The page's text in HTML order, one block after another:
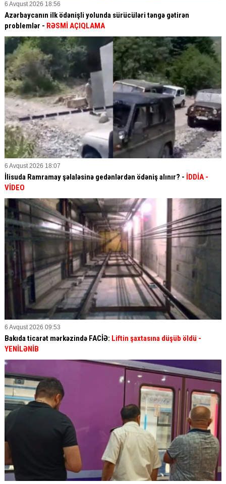
6 Avqust 2026 18:56
Azərbaycanın ilk ödənişli yolunda sürücüləri təngə gətirən
problemlər - RƏSMİ AÇIQLAMA
6 Avqust 2026 18:07
İlisuda Ramramay şəlaləsinə gedənlərdən ödəniş alınır? - İDDİA -
VİDEO
6 Avqust 2026 09:53
Bakıda ticarət mərkəzində FACİƏ: Liftin şaxtasına düşüb öldü -
YENİLƏNİB